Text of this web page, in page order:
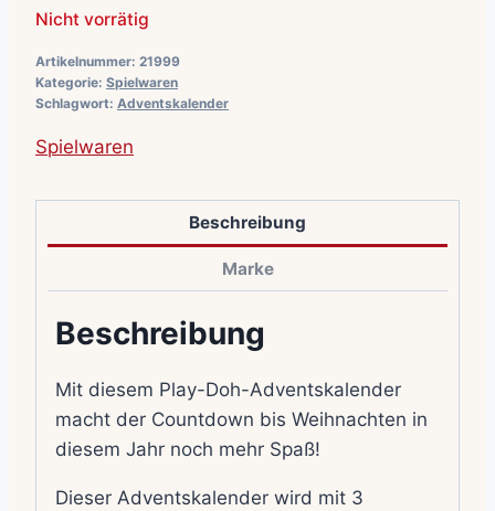
Nicht vorrätig
Artikelnummer: 21999
Kategorie: Spielwaren
Schlagwort: Adventskalender
Spielwaren
Beschreibung
Marke
Beschreibung
Mit diesem Play-Doh-Adventskalender
macht der Countdown bis Weihnachten in
diesem Jahr noch mehr Spaß!
Dieser Adventskalender wird mit 3